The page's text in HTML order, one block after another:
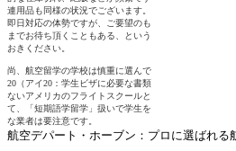
航空デパート・ホーブン：プロに選ばれ